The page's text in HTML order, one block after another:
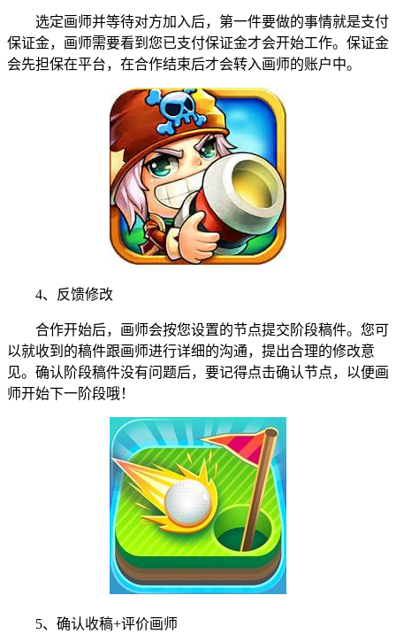
选定画师并等待对方加入后，第一件要做的事情就是支付
保证金，画师需要看到您已支付保证金才会开始工作。保证金
会先担保在平台，在合作结束后才会转入画师的账户中。
4、反馈修改
合作开始后，画师会按您设置的节点提交阶段稿件。您可
以就收到的稿件跟画师进行详细的沟通，提出合理的修改意
见。确认阶段稿件没有问题后，要记得点击确认节点，以便画
师开始下一阶段哦！
5、确认收稿+评价画师